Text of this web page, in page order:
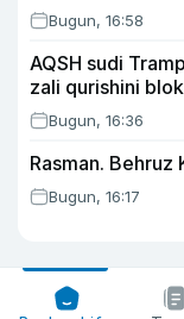
Bugun, 16:58
AQSH sudi
zali qurishini
Bugun, 16:36
Rasman. Behruz
Bugun, 16:17